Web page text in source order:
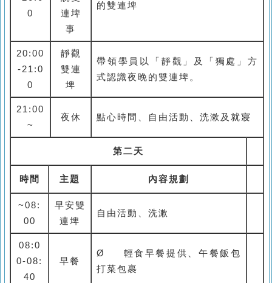
0
連埤
事
的雙連埤
20:00
-21:0
0
靜觀
雙連
埤
帶領學員以「靜觀」及「獨處」方
式認識夜晚的雙連埤。
21:00
~
夜休 點心時間、自由活動、洗漱及就寢
第二天
時間 主題 內容規劃
~08:
00
早安雙
連埤
自由活動、洗漱
08:0
0-08:
40
早餐
Ø 輕食早餐提供、午餐飯包
打菜包裹